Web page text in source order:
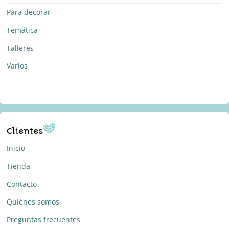
Para decorar
Temática
Talleres
Varios
Clientes
Inicio
Tienda
Contacto
Quiénes somos
Preguntas frecuentes